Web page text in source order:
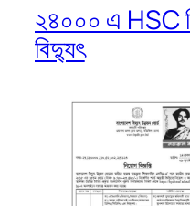
২৪০০০ এ HSC
বিদ্যুৎ